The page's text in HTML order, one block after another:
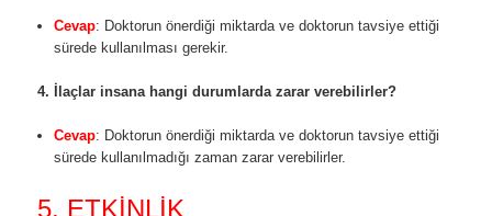
Cevap: Doktorun önerdiği miktarda ve doktorun tavsiye ettiği
sürede kullanılması gerekir.
4. İlaçlar insana hangi durumlarda zarar verebilirler?
Cevap: Doktorun önerdiği miktarda ve doktorun tavsiye ettiği
sürede kullanılmadığı zaman zarar verebilirler.
5. ETKİNLİK